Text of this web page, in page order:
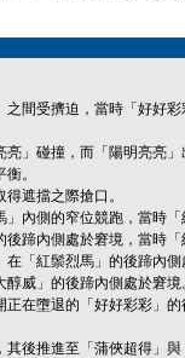
之間受擠迫，當時「好好
亮」碰撞，而「陽明亮亮
。
遮擋之際搶口。
內側的窄位競跑，當時
蹄內側處於窘境，當時
「紅鬃烈馬」的後蹄內
醇威」的後蹄內側處於窘境
在墮退的「好好彩彩」
後推進至「蒲俠超得」